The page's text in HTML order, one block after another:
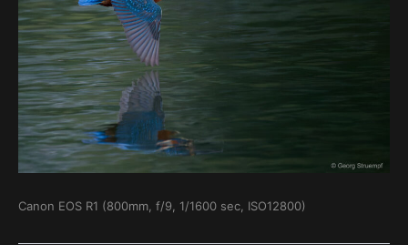
Canon EOS R1 (800mm, f/9, 1/1600 sec, ISO12800)